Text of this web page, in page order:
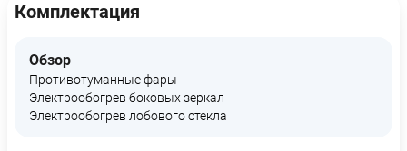
Комплектация
Обзор
Противотуманные фары
Электрообогрев боковых зеркал
Электрообогрев лобового стекла